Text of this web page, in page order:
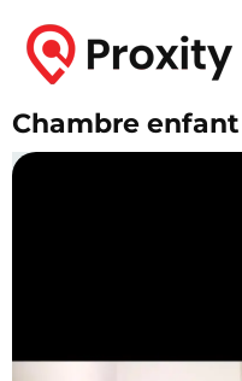
Chambre enfant